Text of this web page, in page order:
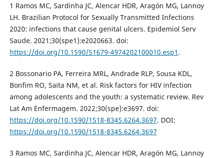
1 Ramos MC, Sardinha JC, Alencar HDR, Aragón MG, Lannoy
LH. Brazilian Protocol for Sexually Transmitted Infections
2020: infections that cause genital ulcers. Epidemiol Serv
Saude. 2021;30(spe1):e2020663. doi:
https://doi.org/10.1590/S1679-4974202100010.esp1 .
2 Bossonario PA, Ferreira MRL, Andrade RLP, Sousa KDL,
Bonfim RO, Saita NM, et al. Risk factors for HIV infection
among adolescents and the youth: a systematic review. Rev
Lat Am Enfermagem. 2022;30(spe):e3697. doi:
https://doi.org/10.1590/1518-8345.6264.3697. DOI:
https://doi.org/10.1590/1518-8345.6264.3697
3 Ramos MC, Sardinha JC, Alencar HDR, Aragón MG, Lannoy